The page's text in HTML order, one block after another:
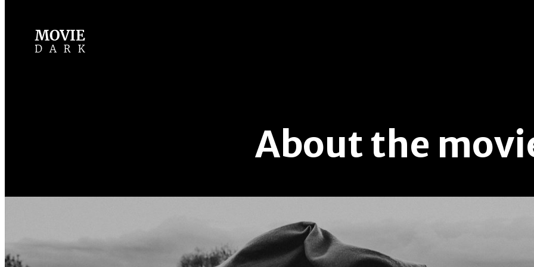
About the